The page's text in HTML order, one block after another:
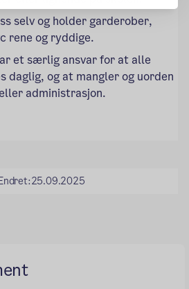
selv og holder garderober,
rene og ryddige.
et særlig ansvar for at alle
daglig, og at mangler og uorden
administrasjon.
25.09.2025